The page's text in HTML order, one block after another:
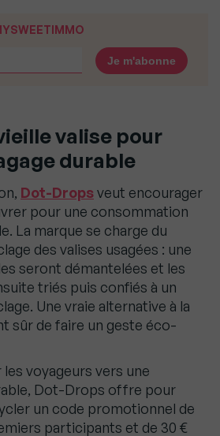
valise pour
durable
Dot-Dropsveut encourager
pour une consommation
La marque se charge du
des valises usagées : une
seront démantelées et les
triés puis confiés à un
Une vraie alternative à la
sûr de faire un geste éco-
voyageurs vers une
Dot-Drops offre pour
un code promotionnel de
participants et de 30 €